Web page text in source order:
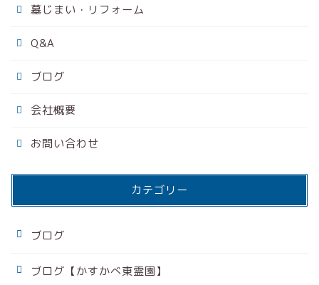
墓じまい・リフォーム
Q&A
ブログ
会社概要
お問い合わせ
カテゴリー
ブログ
ブログ【かすかべ東霊園】